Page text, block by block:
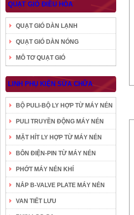
QUẠT GIÓ ĐIỀU HÒA
QUẠT GIÓ DÀN LẠNH
QUẠT GIÓ DÀN NÓNG
MÔ TƠ QUẠT GIÓ
LINH PHỤ KIỆN SỬA CHỮA
BỘ PULI-BỘ LY HỢP TỪ MÁY NÉN
PULI TRUYỀN ĐỘNG MÁY NÉN
MẶT HÍT LY HỢP TỪ MÁY NÉN
BÔN ĐIỆN-PIN TỪ MÁY NÉN
PHỚT MÁY NÉN KHÍ
NẮP B-VALVE PLATE MÁY NÉN
VAN TIẾT LƯU